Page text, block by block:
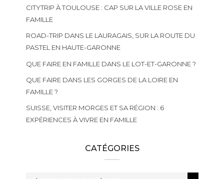
CITYTRIP À TOULOUSE : CAP SUR LA VILLE ROSE EN
FAMILLE
ROAD-TRIP DANS LE LAURAGAIS, SUR LA ROUTE DU
PASTEL EN HAUTE-GARONNE
QUE FAIRE EN FAMILLE DANS LE LOT-ET-GARONNE ?
QUE FAIRE DANS LES GORGES DE LA LOIRE EN
FAMILLE ?
SUISSE, VISITER MORGES ET SA RÉGION : 6
EXPÉRIENCES À VIVRE EN FAMILLE
CATÉGORIES